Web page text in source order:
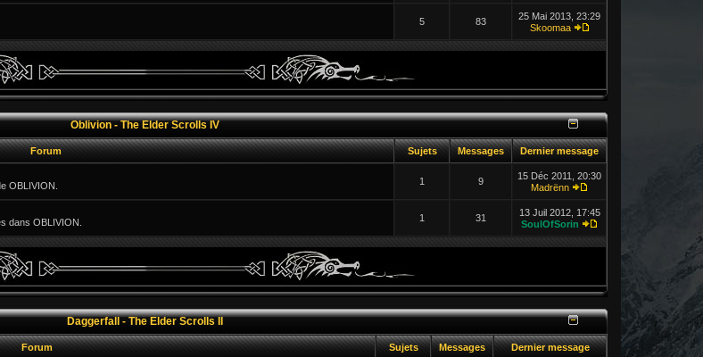
5 83
25 Mai 2013, 23:29
Skoomaa
Oblivion - The Elder Scrolls IV
Forum Sujets Messages Dernier message
OBLIVION. 1 9
15 Déc 2011, 20:30
Madrënn
dans OBLIVION. 1 31
13 Juil 2012, 17:45
SoulOfSorin
Daggerfall - The Elder Scrolls II
Forum Sujets Messages Dernier message